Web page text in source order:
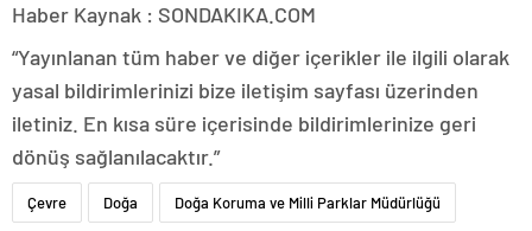
Haber Kaynak : SONDAKIKA.COM
“Yayınlanan tüm haber ve diğer içerikler ile ilgili olarak
yasal bildirimlerinizi bize iletişim sayfası üzerinden
iletiniz. En kısa süre içerisinde bildirimlerinize geri
dönüş sağlanılacaktır.”
Çevre Doğa Doğa Koruma ve Milli Parklar Müdürlüğü